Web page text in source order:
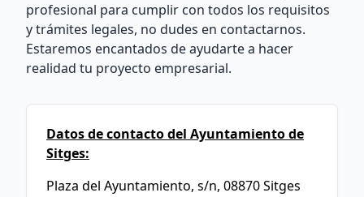
profesional para cumplir con todos los requisitos
y trámites legales, no dudes en contactarnos.
Estaremos encantados de ayudarte a hacer
realidad tu proyecto empresarial.
Datos de contacto del Ayuntamiento de
Sitges:
Plaza del Ayuntamiento, s/n, 08870 Sitges